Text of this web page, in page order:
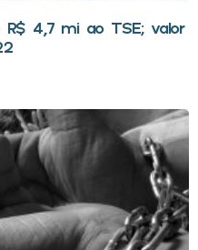
4,7 mi ao TSE; valor